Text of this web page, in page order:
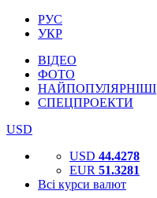
РУС
УКР
ВІДЕО
ФОТО
НАЙПОПУЛЯРНІШІ
СПЕЦПРОЕКТИ
USD
USD 44.4278
EUR 51.3281
Всі курси валют